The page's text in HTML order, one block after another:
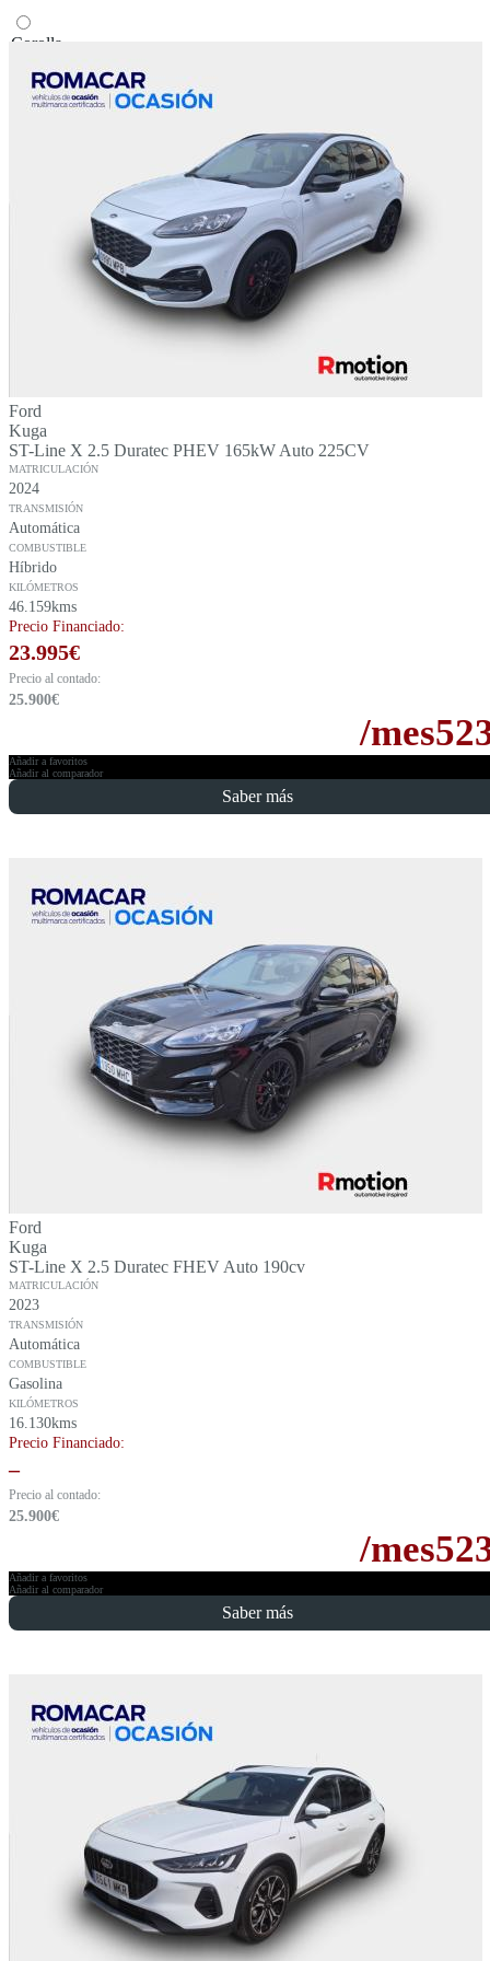
Corolla
Volkswagen
Ford
Kuga
ST-Line X 2.5 Duratec PHEV 165kW Auto 225CV
MATRICULACIÓN
2024
TRANSMISIÓN
Automática
COMBUSTIBLE
Híbrido
KILÓMETROS
46.159kms
Precio Financiado:
23.995€
Precio al contado:
25.900€
/mes
Añadir a favoritos
Añadir al comparador
Saber más
Ford
Kuga
ST-Line X 2.5 Duratec FHEV Auto 190cv
MATRICULACIÓN
2023
TRANSMISIÓN
Automática
COMBUSTIBLE
Gasolina
KILÓMETROS
16.130kms
Precio Financiado:
–
Precio al contado:
25.900€
/mes
Añadir a favoritos
Añadir al comparador
Saber más